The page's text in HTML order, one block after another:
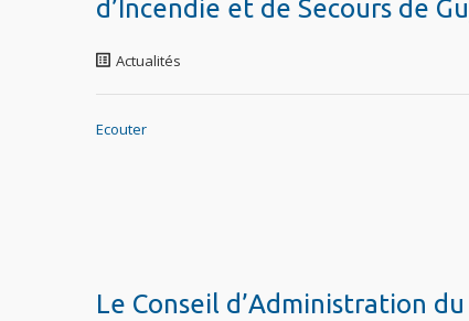
d’Incendie et de Secours de
Actualités
Ecouter
Le Conseil d’Administration